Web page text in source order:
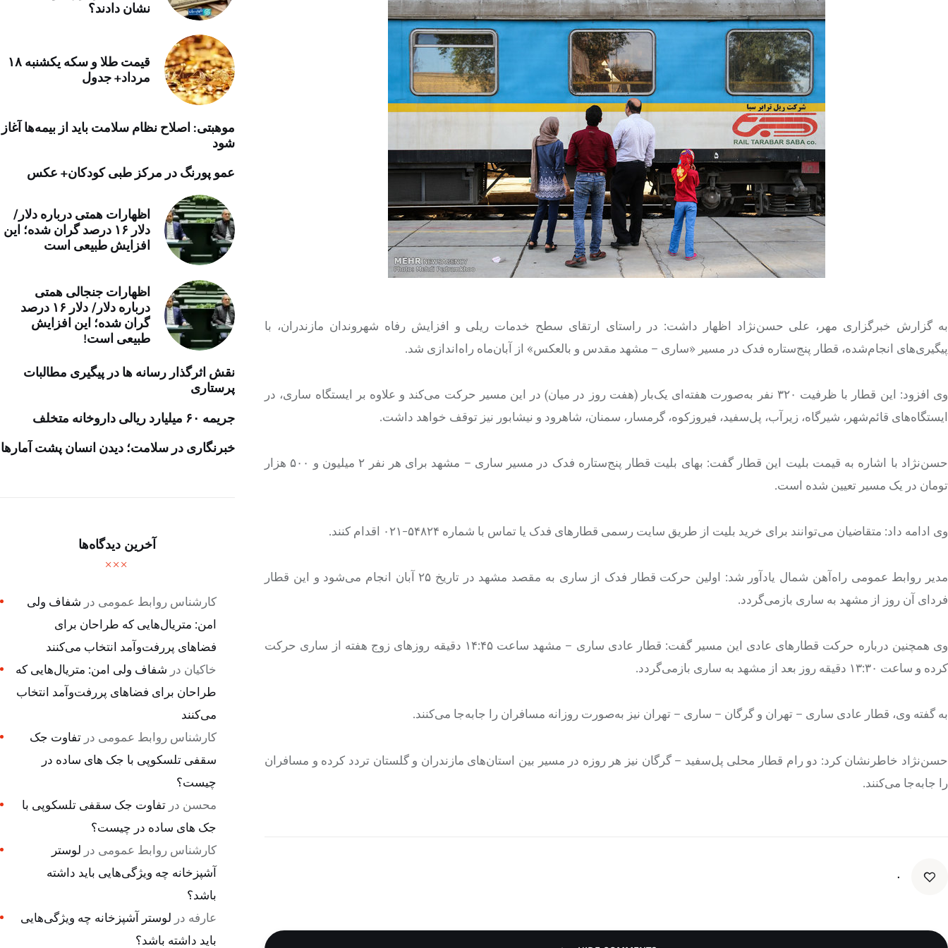
خرید موتور ایمپلنت
به گزارش خبرگزاری مهر، علی حسن‌نژاد اظهار داشت: در راستای ارتقای سطح خدمات ریلی و افزایش رفاه شهروندان مازندران، با
پیگیری‌های انجام‌شده، قطار پنج‌ستاره فدک در مسیر «ساری – مشهد مقدس و بالعکس» از آبان‌ماه راه‌اندازی شد.
وی افزود: این قطار با ظرفیت ۳۲۰ نفر به‌صورت هفته‌ای یک‌بار (هفت روز در میان) در این مسیر حرکت می‌کند و علاوه بر ایستگاه ساری، در
ایستگاه‌های قائم‌شهر، شیرگاه، زیرآب، پل‌سفید، فیروزکوه، گرمسار، سمنان، شاهرود و نیشابور نیز توقف خواهد داشت.
حسن‌نژاد با اشاره به قیمت بلیت این قطار گفت: بهای بلیت قطار پنج‌ستاره فدک در مسیر ساری – مشهد برای هر نفر ۲ میلیون و ۵۰۰ هزار
تومان در یک مسیر تعیین شده است.
وی ادامه داد: متقاضیان می‌توانند برای خرید بلیت از طریق سایت رسمی قطارهای فدک یا تماس با شماره ۵۴۸۲۴-۰۲۱ اقدام کنند.
مدیر روابط عمومی راه‌آهن شمال یادآور شد: اولین حرکت قطار فدک از ساری به مقصد مشهد در تاریخ ۲۵ آبان انجام می‌شود و این قطار
فردای آن روز از مشهد به ساری بازمی‌گردد.
وی همچنین درباره حرکت قطارهای عادی این مسیر گفت: قطار عادی ساری – مشهد ساعت ۱۴:۴۵ دقیقه روزهای زوج هفته از ساری حرکت
کرده و ساعت ۱۳:۳۰ دقیقه روز بعد از مشهد به ساری بازمی‌گردد.
به گفته وی، قطار عادی ساری – تهران و گرگان – ساری – تهران نیز به‌صورت روزانه مسافران را جابه‌جا می‌کنند.
حسن‌نژاد خاطرنشان کرد: دو رام قطار محلی پل‌سفید – گرگان نیز هر روزه در مسیر بین استان‌های مازندران و گلستان تردد کرده و مسافران
را جابه‌جا می‌کنند.
۰
نشان دادند؟
قیمت طلا و سکه یکشنبه ۱۸
مرداد+ جدول
موهبتی: اصلاح نظام سلامت باید از بیمه‌ها آغاز
شود
عمو پورنگ در مرکز طبی کودکان+ عکس
اظهارات همتی درباره دلار/
دلار ۱۶ درصد گران شده؛ این
افزایش طبیعی است
اظهارات جنجالی همتی
درباره دلار/ دلار ۱۶ درصد
گران شده؛ این افزایش
طبیعی است!
نقش اثرگذار رسانه ها در پیگیری مطالبات
پرستاری
جریمه ۶۰ میلیارد ریالی داروخانه متخلف
خبرنگاری در سلامت؛ دیدن انسان پشت آمارها
آخرین دیدگاه‌ها
کارشناس روابط عمومی در شفاف ولی
امن: متریال‌هایی که طراحان برای
فضاهای پررفت‌وآمد انتخاب می‌کنند
خاکیان در شفاف ولی امن: متریال‌هایی که
طراحان برای فضاهای پررفت‌وآمد انتخاب
می‌کنند
کارشناس روابط عمومی در تفاوت جک
سقفی تلسکوپی با جک های ساده در
چیست؟
محسن در تفاوت جک سقفی تلسکوپی با
جک های ساده در چیست؟
کارشناس روابط عمومی در لوستر
آشپزخانه چه ویژگی‌هایی باید داشته
باشد؟
عارفه در لوستر آشپزخانه چه ویژگی‌هایی
باید داشته باشد؟